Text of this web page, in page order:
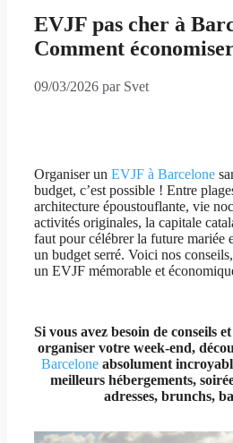
EVJF pas cher à
Comment
09/03/2026 par Svet
Organiser un EVJF à Barcelone
budget, c’est possible ! Entre
architecture époustouflante, vie
activités originales, la capitale
faut pour célébrer la future mariée
un budget serré. Voici nos
un EVJF mémorable et
Si vous avez besoin de conseils
organiser votre week-end,
Barcelone absolument
meilleurs hébergements,
adresses, brunchs,